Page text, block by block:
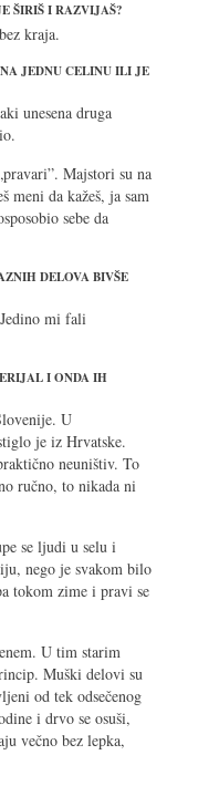
ŠIRIŠ I RAZVIJAŠ?
kraja.
JEDNU CELINU ILI JE
unesena druga
Majstori su na
meni da kažeš, ja sam
sebe da
DELOVA BIVŠE
mi fali
I ONDA IH
U
je iz Hrvatske.
neuništiv. To
ručno, to nikada ni
se ljudi u selu i
nego je svakom bilo
tokom zime i pravi se
U tim starim
Muški delovi su
od tek odsečenog
i drvo se osuši,
večno bez lepka,